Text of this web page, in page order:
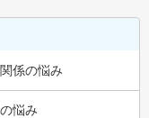
係の悩み
悩み